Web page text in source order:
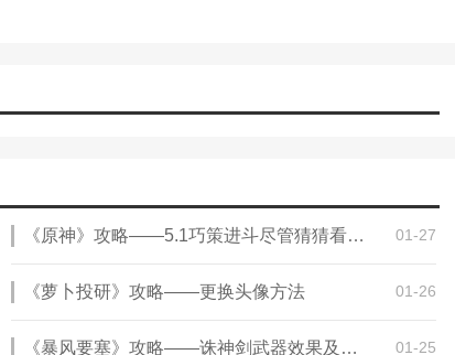
《原神》攻略——5.1巧策进斗尽管猜猜看简单通关攻略 01-27
《萝卜投研》攻略——更换头像方法 01-26
《暴风要塞》攻略——诛神剑武器效果及使用攻略 01-25